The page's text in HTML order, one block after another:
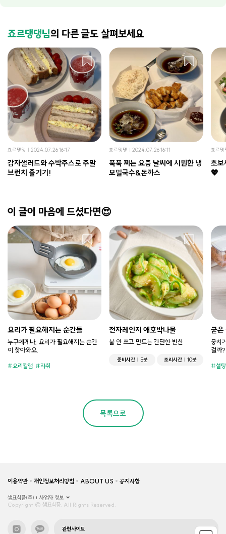
죠르댕댕님의 다른 글도 살펴보세요
죠르댕댕 2024.07.26 16:17
감자샐러드와 수박주스로 주말
브런치 즐기기!
죠르댕댕 2024.07.26 16:11
푹푹 찌는 요즘 날씨에 시원한 냉
모밀국수&돈까스
죠르댕
초보
💖
이 글이 마음에 드셨다면😍
요리가 필요해지는 순간들
누구에게나, 요리가 필요해지는 순간
이 찾아와요.
요리칼럼 자취
전자레인지 애호박나물
불 안 쓰고 만드는 간단한 반찬
준비시간 5분 조리시간 10분
굳은
뭉치
걸까?
설탕
목록으로
이용약관 개인정보처리방침 ABOUT US 공지사항
샘표식품(주)
사업자 정보
Copyright © 샘표식품, All Rights Reserved.
관련사이트